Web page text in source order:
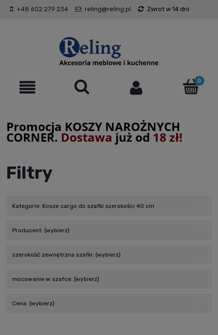
+48 602 279 234 reling@reling.pl Zwrot w 14 dni
Promocja KOSZY NAROŻNYCH
CORNER. Dostawa już od 18 zł!
Filtry
Kategorie: Kosze cargo do szafki szerokości 40 cm
Producent: (wybierz)
szerokość zewnętrzna szafki: (wybierz)
mocowanie w szafce: (wybierz)
Cena: (wybierz)